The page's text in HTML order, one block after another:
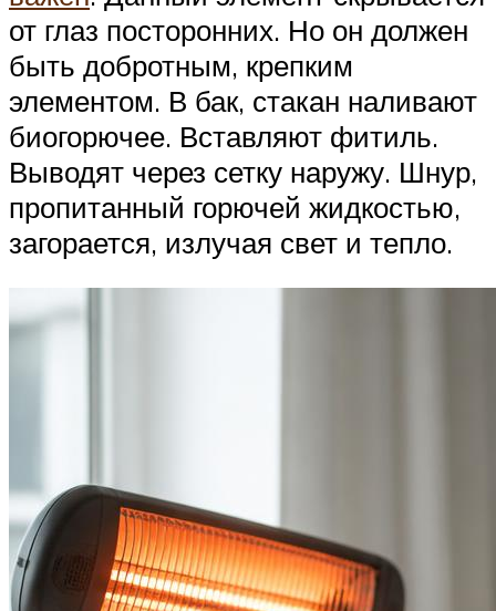
от глаз посторонних. Но он должен
быть добротным, крепким
элементом. В бак, стакан наливают
биогорючее. Вставляют фитиль.
Выводят через сетку наружу. Шнур,
пропитанный горючей жидкостью,
загорается, излучая свет и тепло.